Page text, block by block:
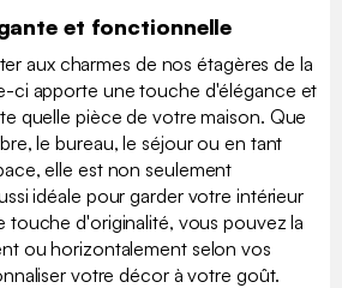
et fonctionnelle
aux charmes de nos étagères de la
ci apporte une touche d'élégance et
quelle pièce de votre maison. Que
le bureau, le séjour ou en tant
elle est non seulement
idéale pour garder votre intérieur
touche d'originalité, vous pouvez la
ou horizontalement selon vos
votre décor à votre goût.